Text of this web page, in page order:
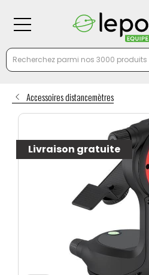
Accessoires distancemètres
Livraison gratuite